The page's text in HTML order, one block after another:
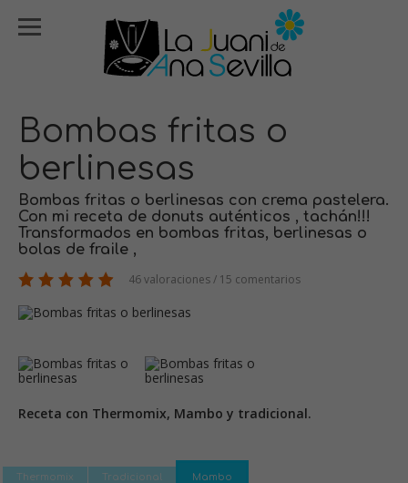
Bombas fritas o
berlinesas
Bombas fritas o berlinesas con crema pastelera.
Con mi receta de donuts auténticos , tachán!!!
Transformados en bombas fritas, berlinesas o
bolas de fraile ,
46 valoraciones / 15 comentarios
Receta con Thermomix, Mambo y tradicional.
Thermomix Tradicional Mambo